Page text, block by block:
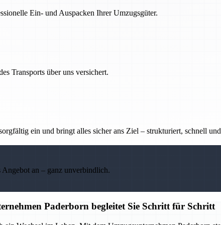
Ein- und Auspacken Ihrer Umzugsgüter.
Transports über uns versichert.
ein und bringt alles sicher ans Ziel – strukturiert, schnell
an – ganz unverbindlich.
Paderborn begleitet Sie Schritt für Schritt